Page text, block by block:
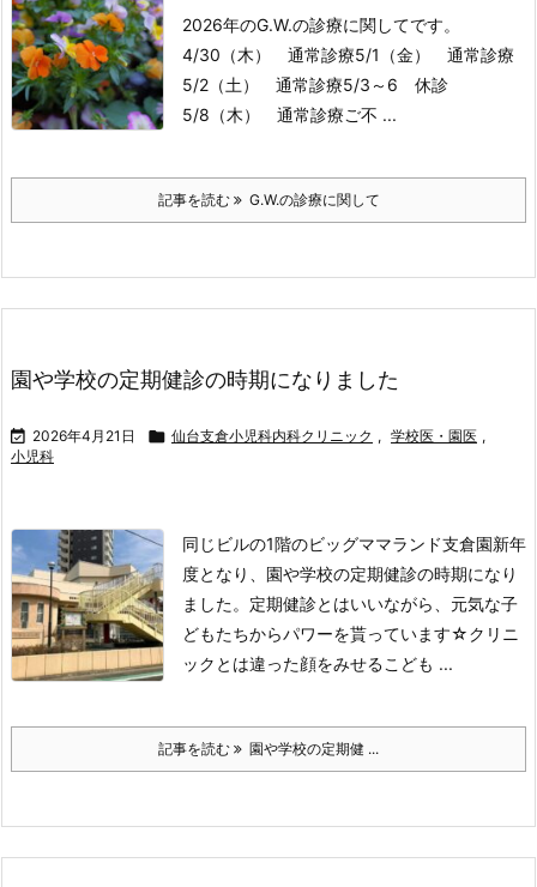
2026年のG.W.の診療に関してです。
4/30（木） 通常診療5/1（金） 通常診療
5/2（土） 通常診療5/3～6 休診
5/8（木） 通常診療ご不 ...
記事を読む G.W.の診療に関して
園や学校の定期健診の時期になりました
 2026年4月21日  仙台支倉小児科内科クリニック , 学校医・園医 ,
小児科
同じビルの1階のビッグママランド支倉園新年
度となり、園や学校の定期健診の時期になり
ました。 定期健診とはいいながら、元気な子
どもたちからパワーを貰っています☆クリニ
ックとは違った顔をみせるこども ...
記事を読む 園や学校の定期健 ...